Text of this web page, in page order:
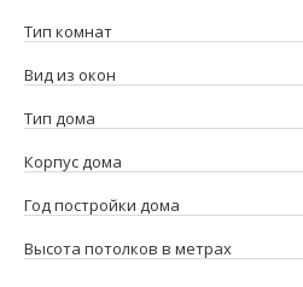
Тип комнат
Вид из окон
Тип дома
Корпус дома
Год постройки дома
Высота потолков в метрах